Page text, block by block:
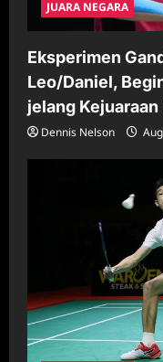
JUARA NEGARA
Eksperimen
Leo/Daniel,
jelang
Dennis Nelson